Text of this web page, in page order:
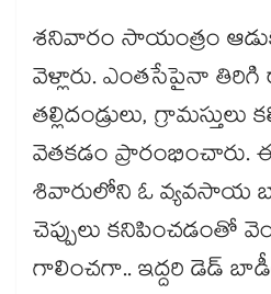
శనివారం సాయంత్రం
వెళ్లారు. ఎంతసేపైనా
తల్లిదండ్రులు, గ్రామస్తులు
వెతకడం ప్రారంభించారు.
శివారులోని ఓ వ్యవసాయ
చెప్పులు కనిపించడంతో
గాలించగా.. ఇద్దరి డెడ్